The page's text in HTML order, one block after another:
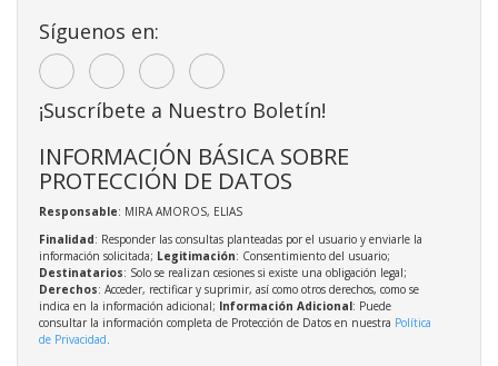
Síguenos en:
¡Suscríbete a Nuestro Boletín!
INFORMACIÓN BÁSICA SOBRE
PROTECCIÓN DE DATOS
Responsable: MIRA AMOROS, ELIAS
Finalidad: Responder las consultas planteadas por el usuario y enviarle la
información solicitada; Legitimación: Consentimiento del usuario;
Destinatarios: Solo se realizan cesiones si existe una obligación legal;
Derechos: Acceder, rectificar y suprimir, así como otros derechos, como se
indica en la información adicional; Información Adicional: Puede
consultar la información completa de Protección de Datos en nuestra Política
de Privacidad